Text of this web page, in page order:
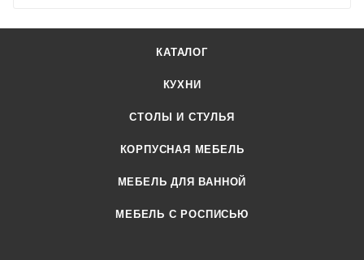
КАТАЛОГ
КУХНИ
СТОЛЫ И СТУЛЬЯ
КОРПУСНАЯ МЕБЕЛЬ
МЕБЕЛЬ ДЛЯ ВАННОЙ
МЕБЕЛЬ С РОСПИСЬЮ